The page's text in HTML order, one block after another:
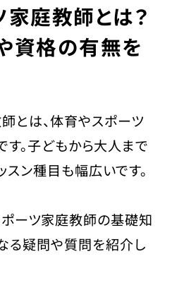
家庭教師とは？
資格の有無を
とは、体育やスポーツ
。子どもから大人まで
スン種目も幅広いです。
ーツ家庭教師の基礎知
る疑問や質問を紹介し